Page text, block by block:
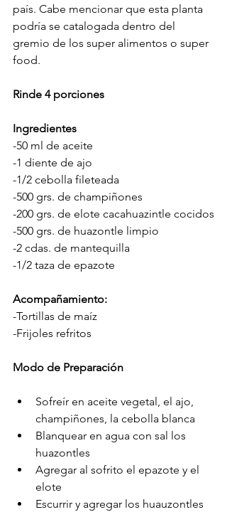
país. Cabe mencionar que esta planta
podría se catalogada dentro del
gremio de los super alimentos o super
food.
Rinde 4 porciones
Ingredientes
-50 ml de aceite
-1 diente de ajo
-1/2 cebolla fileteada
-500 grs. de champiñones
-200 grs. de elote cacahuazintle cocidos
-500 grs. de huazontle limpio
-2 cdas. de mantequilla
-1/2 taza de epazote
Acompañamiento:
-Tortillas de maíz
-Frijoles refritos
Modo de Preparación
Sofreír en aceite vegetal, el ajo,
champiñones, la cebolla blanca
Blanquear en agua con sal los
huazontles
Agregar al sofrito el epazote y el
elote
Escurrir y agregar los huauzontles